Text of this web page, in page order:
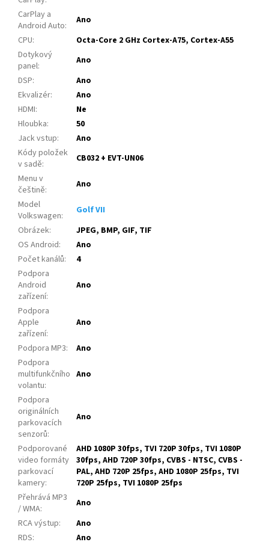
CarPlay a
Android Auto:
Ano
CPU:
Octa-Core 2 GHz Cortex-A75, Cortex-A55
Dotykový
panel:
Ano
DSP:
Ano
Ekvalizér:
Ano
HDMI:
Ne
Hloubka:
50
Jack vstup:
Ano
Kódy položek
v sadě:
CB032 + EVT-UN06
Menu v
češtině:
Ano
Model
Volkswagen:
Golf VII
Obrázek:
JPEG, BMP, GIF, TIF
OS Android:
Ano
Počet kanálů:
4
Podpora
Android
zařízení:
Ano
Podpora
Apple
zařízení:
Ano
Podpora MP3:
Ano
Podpora
multifunkčního
volantu:
Ano
Podpora
originálních
parkovacích
senzorů:
Ano
Podporované
video formáty
parkovací
kamery:
AHD 1080P 30fps, TVI 720P 30fps, TVI 1080P
30fps, AHD 720P 30fps, CVBS - NTSC, CVBS -
PAL, AHD 720P 25fps, AHD 1080P 25fps, TVI
720P 25fps, TVI 1080P 25fps
Přehrává MP3
/ WMA:
Ano
RCA výstup:
Ano
RDS:
Ano